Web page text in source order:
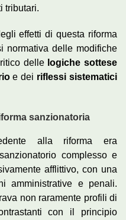
tributari.
effetti di questa riforma
normativa delle modifiche
delle logiche sottese
e dei riflessi sistematici
sanzionatoria
alla riforma era
complesso e
afflittivo, con una
amministrative e penali.
non raramente profili di
con il principio